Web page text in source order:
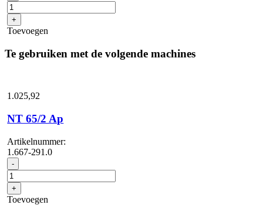
elektrisch
geleidend
voor
NT-
met
+
Toevoegen
Te gebruiken met de volgende machines
1.025,92
NT 65/2 Ap
Artikelnummer:
1.667-291.0
- NT
65/2
Ap
aantal
+
Toevoegen